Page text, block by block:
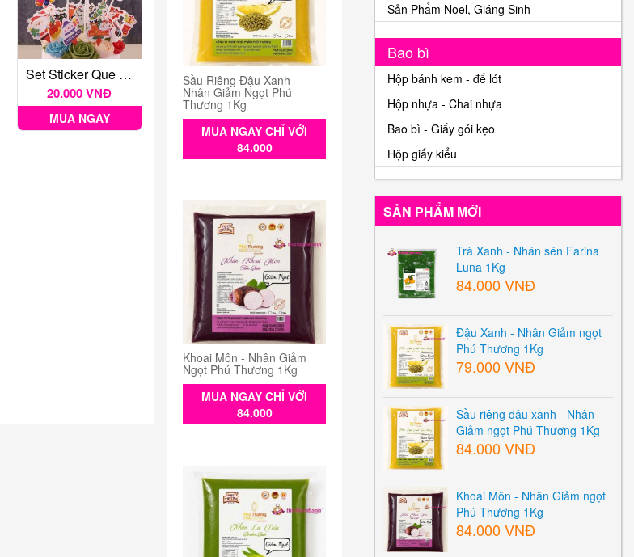
Set Sticker Que Cắm Trang Trí Giáng Sinh
20.000 VNĐ
MUA NGAY
Sầu Riêng Đậu Xanh -
Nhân Giảm Ngọt Phú
Thương 1Kg
MUA NGAY CHỈ VỚI
84.000
Khoai Môn - Nhân Giảm
Ngọt Phú Thương 1Kg
MUA NGAY CHỈ VỚI
84.000
Sản Phẩm Noel, Giáng Sinh
Bao bì
Hộp bánh kem - đế lót
Hộp nhựa - Chai nhựa
Bao bì - Giấy gói kẹo
Hộp giấy kiểu
SẢN PHẨM MỚI
Trà Xanh - Nhân sên Farina
Luna 1Kg
84.000 VNĐ
Đậu Xanh - Nhân Giảm ngọt
Phú Thương 1Kg
79.000 VNĐ
Sầu riêng đậu xanh - Nhân
Giảm ngọt Phú Thương 1Kg
84.000 VNĐ
Khoai Môn - Nhân Giảm ngọt
Phú Thương 1Kg
84.000 VNĐ